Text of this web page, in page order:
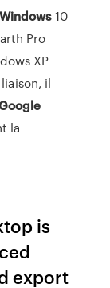
Windows10
Pro
XP
il
la
is
export